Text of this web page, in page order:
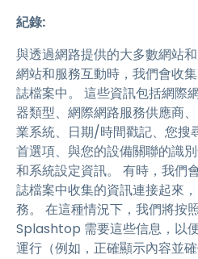
紀錄:
與透過網路提供的大多數網站
網站和服務互動時，我們會收
誌檔案中。 這些資訊包括網際
器類型、網際網路服務供應商
業系統、日期/時間戳記、您搜
首選項、與您的設備關聯的識
和系統設定資訊。 有時，我們
誌檔案中收集的資訊連接起來
務。 在這種情況下，我們將按
Splashtop 需要這些信息，以
運行（例如，正確顯示內容並